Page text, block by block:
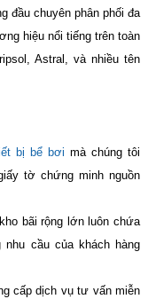
đầu chuyên phân phối đa
hiệu nổi tiếng trên toàn
Astral, và nhiều tên
bị bể bơi mà chúng tôi
tờ chứng minh nguồn
bãi rộng lớn luôn chứa
cầu của khách hàng
cấp dịch vụ tư vấn miễn